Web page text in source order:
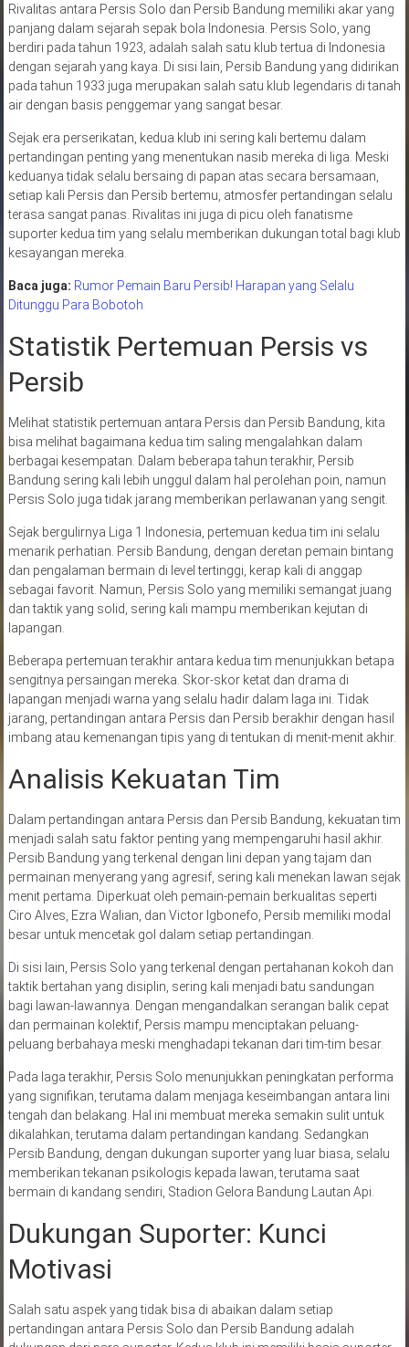
Rivalitas antara Persis Solo dan Persib Bandung memiliki akar yang
panjang dalam sejarah sepak bola Indonesia. Persis Solo, yang
berdiri pada tahun 1923, adalah salah satu klub tertua di Indonesia
dengan sejarah yang kaya. Di sisi lain, Persib Bandung yang didirikan
pada tahun 1933 juga merupakan salah satu klub legendaris di tanah
air dengan basis penggemar yang sangat besar.
Sejak era perserikatan, kedua klub ini sering kali bertemu dalam
pertandingan penting yang menentukan nasib mereka di liga. Meski
keduanya tidak selalu bersaing di papan atas secara bersamaan,
setiap kali Persis dan Persib bertemu, atmosfer pertandingan selalu
terasa sangat panas. Rivalitas ini juga di picu oleh fanatisme
suporter kedua tim yang selalu memberikan dukungan total bagi klub
kesayangan mereka.
Baca juga: Rumor Pemain Baru Persib! Harapan yang Selalu
Ditunggu Para Bobotoh
Statistik Pertemuan Persis vs
Persib
Melihat statistik pertemuan antara Persis dan Persib Bandung, kita
bisa melihat bagaimana kedua tim saling mengalahkan dalam
berbagai kesempatan. Dalam beberapa tahun terakhir, Persib
Bandung sering kali lebih unggul dalam hal perolehan poin, namun
Persis Solo juga tidak jarang memberikan perlawanan yang sengit.
Sejak bergulirnya Liga 1 Indonesia, pertemuan kedua tim ini selalu
menarik perhatian. Persib Bandung, dengan deretan pemain bintang
dan pengalaman bermain di level tertinggi, kerap kali di anggap
sebagai favorit. Namun, Persis Solo yang memiliki semangat juang
dan taktik yang solid, sering kali mampu memberikan kejutan di
lapangan.
Beberapa pertemuan terakhir antara kedua tim menunjukkan betapa
sengitnya persaingan mereka. Skor-skor ketat dan drama di
lapangan menjadi warna yang selalu hadir dalam laga ini. Tidak
jarang, pertandingan antara Persis dan Persib berakhir dengan hasil
imbang atau kemenangan tipis yang di tentukan di menit-menit akhir.
Analisis Kekuatan Tim
Dalam pertandingan antara Persis dan Persib Bandung, kekuatan tim
menjadi salah satu faktor penting yang mempengaruhi hasil akhir.
Persib Bandung yang terkenal dengan lini depan yang tajam dan
permainan menyerang yang agresif, sering kali menekan lawan sejak
menit pertama. Diperkuat oleh pemain-pemain berkualitas seperti
Ciro Alves, Ezra Walian, dan Victor Igbonefo, Persib memiliki modal
besar untuk mencetak gol dalam setiap pertandingan.
Di sisi lain, Persis Solo yang terkenal dengan pertahanan kokoh dan
taktik bertahan yang disiplin, sering kali menjadi batu sandungan
bagi lawan-lawannya. Dengan mengandalkan serangan balik cepat
dan permainan kolektif, Persis mampu menciptakan peluang-
peluang berbahaya meski menghadapi tekanan dari tim-tim besar.
Pada laga terakhir, Persis Solo menunjukkan peningkatan performa
yang signifikan, terutama dalam menjaga keseimbangan antara lini
tengah dan belakang. Hal ini membuat mereka semakin sulit untuk
dikalahkan, terutama dalam pertandingan kandang. Sedangkan
Persib Bandung, dengan dukungan suporter yang luar biasa, selalu
memberikan tekanan psikologis kepada lawan, terutama saat
bermain di kandang sendiri, Stadion Gelora Bandung Lautan Api.
Dukungan Suporter: Kunci
Motivasi
Salah satu aspek yang tidak bisa di abaikan dalam setiap
pertandingan antara Persis Solo dan Persib Bandung adalah